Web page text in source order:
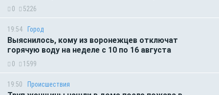
0 5226
19:54 Город
Выяснилось, кому из воронежцев отключат
горячую воду на неделе с 10 по 16 августа
0 1599
19:50 Происшествия